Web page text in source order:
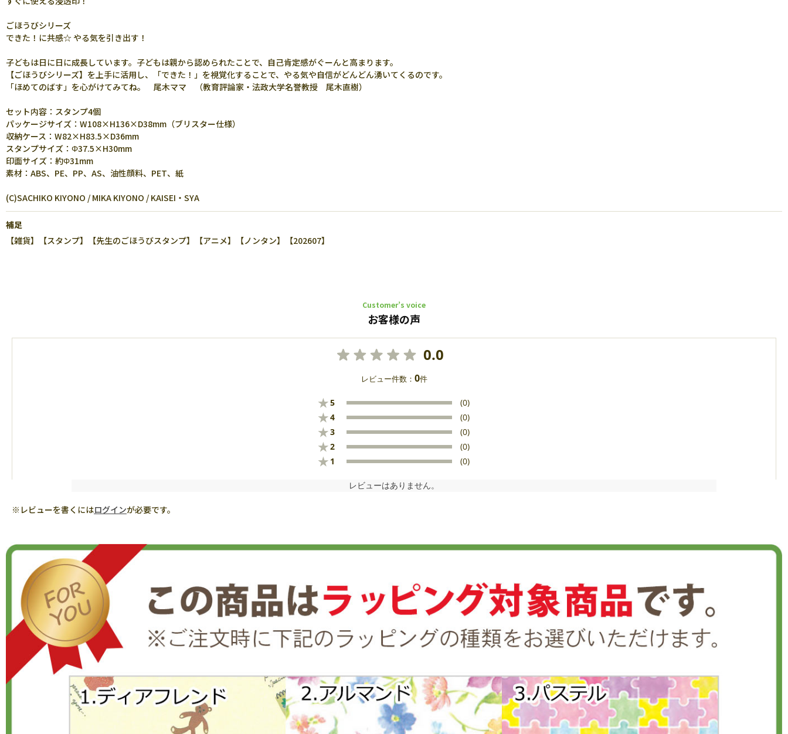
ごほうびシリーズ
できた！に共感☆ やる気を引き出す！
子どもは日に日に成長しています。子どもは親から認められたことで、自己肯定感がぐーんと高まります。
【ごほうびシリーズ】を上手に活用し、「できた！」を視覚化することで、やる気や自信がどんどん湧いてくるのです。
「ほめてのばす」を心がけてみてね。 尾木ママ （教育評論家・法政大学名誉教授 尾木直樹）
セット内容：スタンプ4個
パッケージサイズ：W108×H136×D38mm（ブリスター仕様）
収納ケース：W82×H83.5×D36mm
スタンプサイズ：Φ37.5×H30mm
印面サイズ：約Φ31mm
素材：ABS、PE、PP、AS、油性顔料、PET、紙
(C)SACHIKO KIYONO / MIKA KIYONO / KAISEI・SYA
補足
【雑貨】【スタンプ】【先生のごほうびスタンプ】【アニメ】【ノンタン】【202607】
Customer’s voice
お客様の声
0.0
レビュー件数： 0件
★5 (0)
★4 (0)
★3 (0)
★2 (0)
★ 1 (0)
レビューはありません。
※レビューを書くにはログインが必要です。